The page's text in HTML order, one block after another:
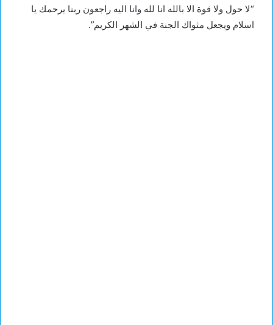
“لا حول ولا قوة الا بالله انا لله وانا اليه راجعون ربنا يرحمك يا
اسلام ويجعل مثواك الجنة في الشهر الكريم”.